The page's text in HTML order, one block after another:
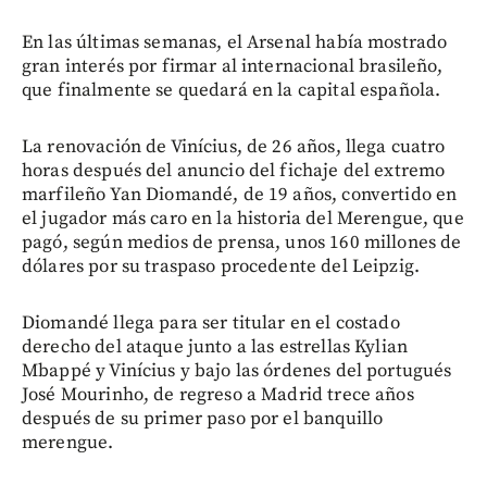
En las últimas semanas, el Arsenal había mostrado
gran interés por firmar al internacional brasileño,
que finalmente se quedará en la capital española.
La renovación de Vinícius, de 26 años, llega cuatro
horas después del anuncio del fichaje del extremo
marfileño Yan Diomandé, de 19 años, convertido en
el jugador más caro en la historia del Merengue, que
pagó, según medios de prensa, unos 160 millones de
dólares por su traspaso procedente del Leipzig.
Diomandé llega para ser titular en el costado
derecho del ataque junto a las estrellas Kylian
Mbappé y Vinícius y bajo las órdenes del portugués
José Mourinho, de regreso a Madrid trece años
después de su primer paso por el banquillo
merengue.